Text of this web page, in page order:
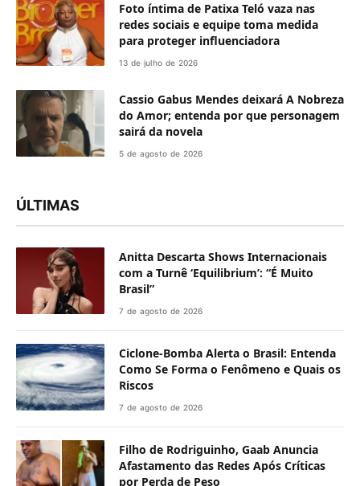
Foto íntima de Patixa Teló vaza nas
redes sociais e equipe toma medida
para proteger influenciadora
13 de julho de 2026
Cassio Gabus Mendes deixará A Nobreza
do Amor; entenda por que personagem
sairá da novela
5 de agosto de 2026
ÚLTIMAS
Anitta Descarta Shows Internacionais
com a Turnê ‘Equilibrium’: “É Muito
Brasil”
7 de agosto de 2026
Ciclone-Bomba Alerta o Brasil: Entenda
Como Se Forma o Fenômeno e Quais os
Riscos
7 de agosto de 2026
Filho de Rodriguinho, Gaab Anuncia
Afastamento das Redes Após Críticas
por Perda de Peso